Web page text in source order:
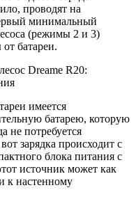
проводят на
минимальный
(режимы 2 и 3)
батареи.
имеется
батарею, которую
не потребуется
зарядка происходит с
блока питания с
источник может как
к настенному